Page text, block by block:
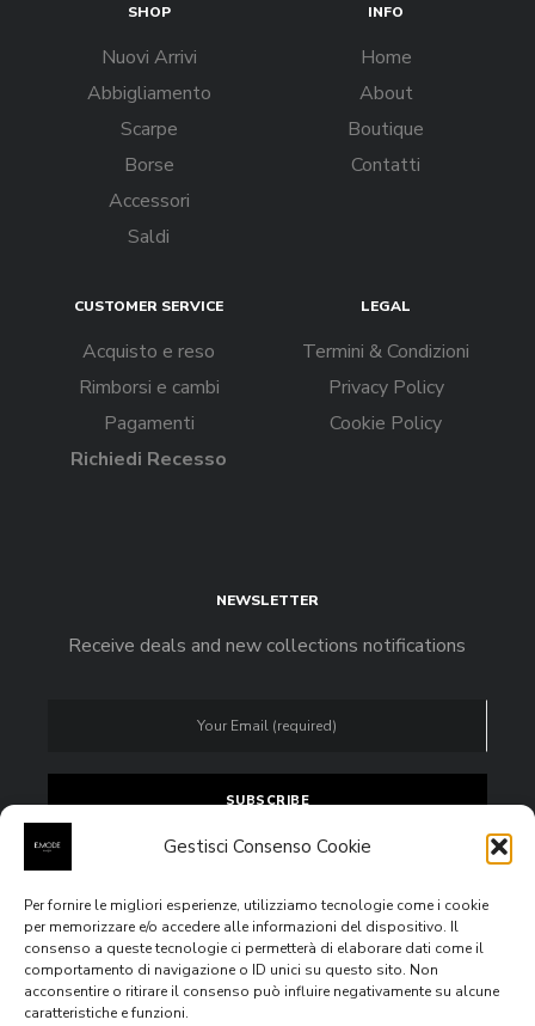
Gestisci Consenso Cookie
Per fornire le migliori esperienze, utilizziamo tecnologie come i cookie
per memorizzare e/o accedere alle informazioni del dispositivo. Il
consenso a queste tecnologie ci permetterà di elaborare dati come il
comportamento di navigazione o ID unici su questo sito. Non
acconsentire o ritirare il consenso può influire negativamente su alcune
caratteristiche e funzioni.
SHOP
Nuovi Arrivi
Abbigliamento
Scarpe
Borse
Accessori
Saldi
INFO
Home
About
Boutique
Contatti
CUSTOMER SERVICE
Acquisto e reso
Rimborsi e cambi
Pagamenti
Richiedi Recesso
LEGAL
Termini & Condizioni
Privacy Policy
Cookie Policy
NEWSLETTER
Receive deals and new collections notifications
Acceptprivacy policy
All rights reserved © 2020